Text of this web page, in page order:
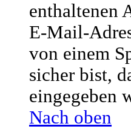
enthaltenen
E-Mail-
von einem
sicher bist,
eingegeben
Nach oben